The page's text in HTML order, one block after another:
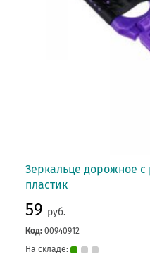
Зеркальце дорожное с
пластик
59 руб.
Код: 00940912
На складе: